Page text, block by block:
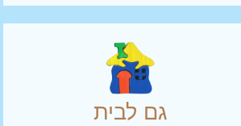
גם לבית